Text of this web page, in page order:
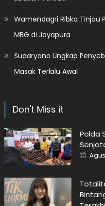
Wamendagri Ribka Tinjau
MBG di Jayapura
Sudaryono Ungkap
Masak Terlalu Awal
Don't Miss it
Polda
on